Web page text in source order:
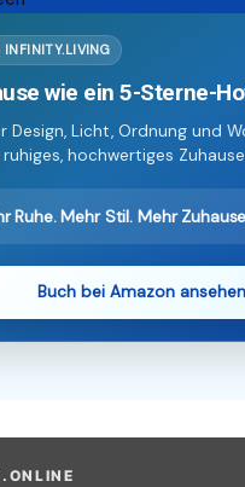
INFINITY.LIVING
wie ein 5-Sterne-
Design, Licht, Ordnung und
hochwertiges
Ruhe. Mehr Stil. Mehr
Buch bei Amazon ansehen